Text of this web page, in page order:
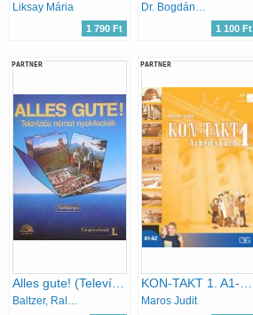
Liksay Mária
1 790 Ft
Dr. Bogdány Ferenc
1 100 Ft
PARTNER PARTNER
Maros Judit